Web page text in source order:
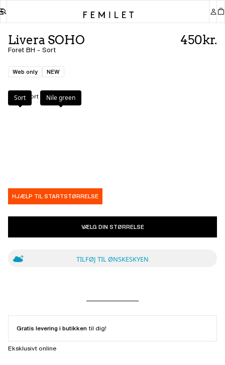
Livera SOHO
Foret BH - Sort
450kr.
Web only NEW
Farve: Sort
Sort Nile green
HJÆLP TIL STARTSTØRRELSE
VÆLG DIN STØRRELSE
TILFØJ TIL ØNSKESKYEN
Gratis levering i butikken til dig!
Eksklusivt online